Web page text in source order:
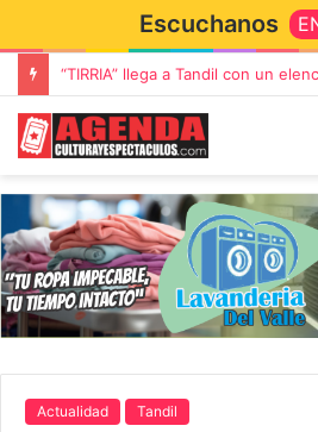
Escuchanos
Actualidad Tandil